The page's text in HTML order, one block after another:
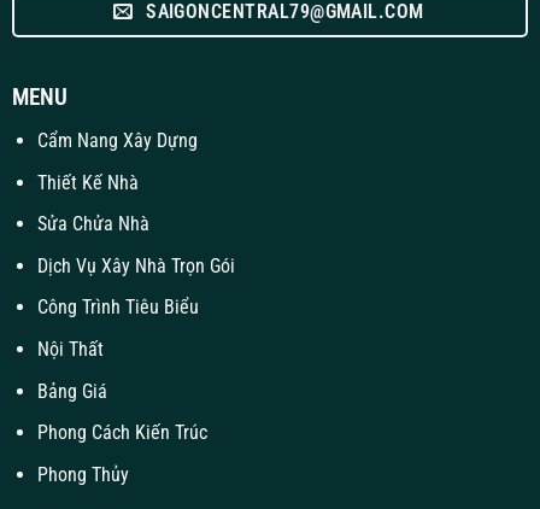
SAIGONCENTRAL79@GMAIL.COM
MENU
Cẩm Nang Xây Dựng
Thiết Kế Nhà
Sửa Chửa Nhà
Dịch Vụ Xây Nhà Trọn Gói
Công Trình Tiêu Biểu
Nội Thất
Bảng Giá
Phong Cách Kiến Trúc
Phong Thủy